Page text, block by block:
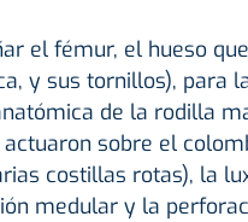
el fémur, el hueso
y sus tornillos), para
de la rodilla
sobre el
costillas rotas), la
medular y la